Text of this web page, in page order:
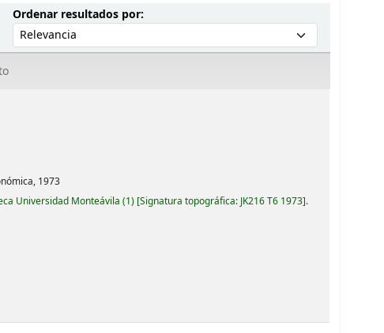
Ordenar resultados por:Ordenar por:
1973
Universidad Monteávila (1) Signatura topográfica: JK216 T6 1973 .